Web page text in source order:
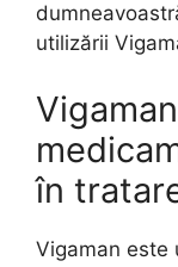
utilizării
în
Vigaman este